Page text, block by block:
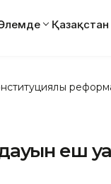
Қазақстан
еш